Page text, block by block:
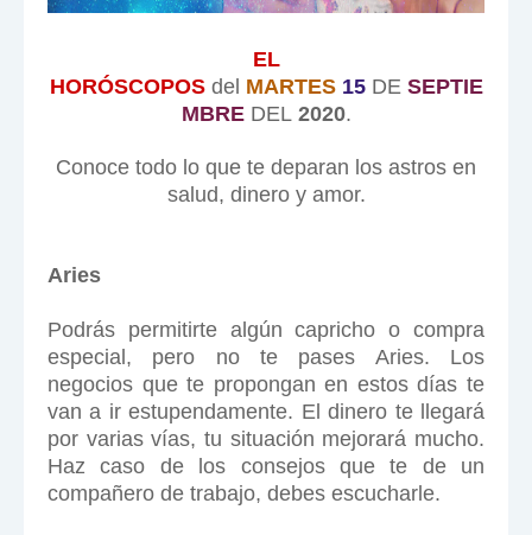
EL
HORÓSCOPOSdel MARTES15DE SEPTIE
MBREDEL 2020.
Conoce todo lo que te deparan los astros en
salud, dinero y amor.
Aries
Podrás permitirte algún capricho o compra
especial, pero no te pases Aries. Los
negocios que te propongan en estos días te
van a ir estupendamente. El dinero te llegará
por varias vías, tu situación mejorará mucho.
Haz caso de los consejos que te de un
compañero de trabajo, debes escucharle.